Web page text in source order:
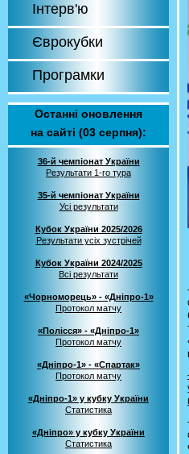
Інтерв'ю
Єврокубки
Програмки
Останні оновлення
на сайті (03 серпня):
36-й чемпіонат України
Результати 1-го тура
35-й чемпіонат України
Усі результати
Кубок України 2025/2026
Результати усіх зустрічей
Кубок України 2024/2025
Всі результати
«Чорноморець» - «Дніпро-1»
Протокол матчу
«Полісся» - «Дніпро-1»
Протокол матчу
«Дніпро-1» - «Спартак»
Протокол матчу
«Дніпро-1» у кубку України
Статистика
«Дніпро» у кубку України
Статистика